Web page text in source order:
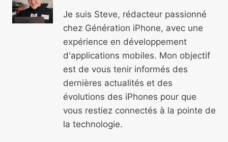
Je suis Steve, rédacteur passionné
chez Génération iPhone, avec une
expérience en développement
d'applications mobiles. Mon objectif
est de vous tenir informés des
dernières actualités et des
évolutions des iPhones pour que
vous restiez connectés à la pointe de
la technologie.